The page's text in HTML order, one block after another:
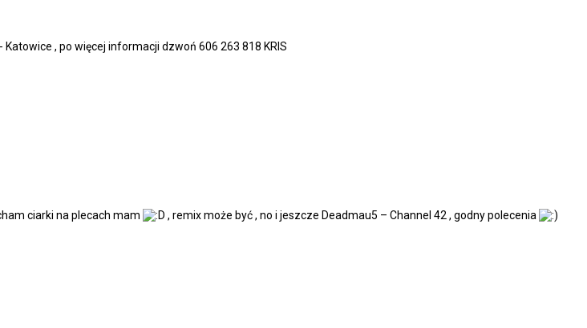
, po więcej informacji dzwoń 606 263 818 KRIS
ciarki na plecach mam
, remix może być , no i jeszcze Deadmau5 – Channel 42 , godny polecenia